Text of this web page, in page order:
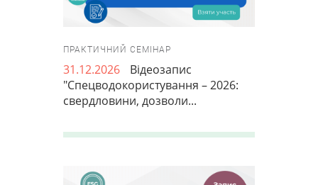
ПРАКТИЧНИЙ СЕМІНАР
31.12.2026
Відеозапис
"Спецводокористування – 2026:
свердловини, дозволи...